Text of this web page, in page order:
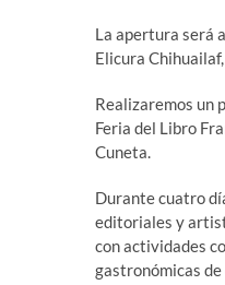
La apertura será
Elicura
Realizaremos un
Feria del Libro
Cuneta.
Durante cuatro
editoriales y
con actividades
gastronómicas